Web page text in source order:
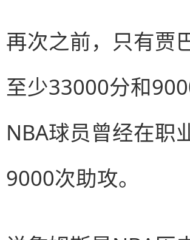
再次之前，只有贾
至少33000分和
NBA球员曾经在职
9000次助攻。